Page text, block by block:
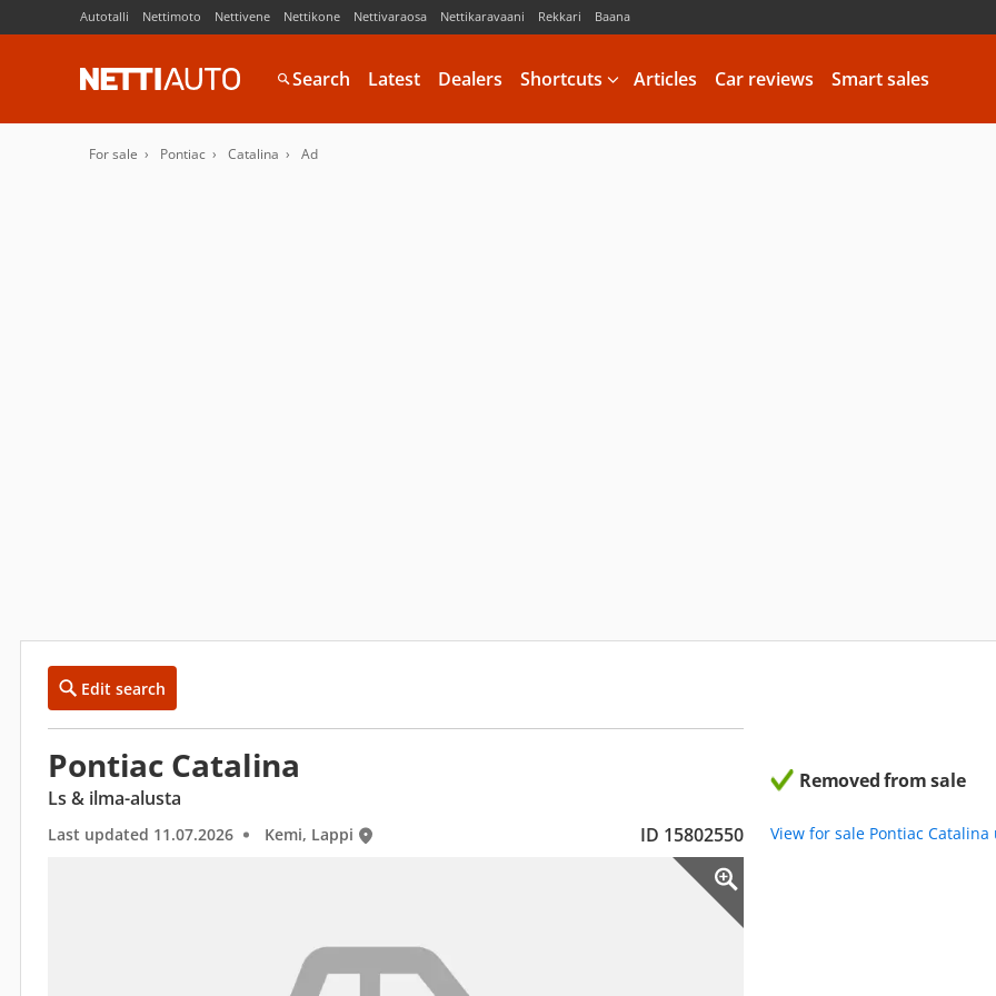
Autotalli Nettimoto Nettivene Nettikone Nettivaraosa Nettikaravaani Rekkari Baana
Search Latest Dealers Shortcuts Articles Car reviews Smart sales
For sale Pontiac Catalina Ad
Edit search
Pontiac Catalina
Ls & ilma-alusta
Last updated 11.07.2026 Kemi, Lappi ID 15802550
Removed from sale
View for sale Pontiac Catalina